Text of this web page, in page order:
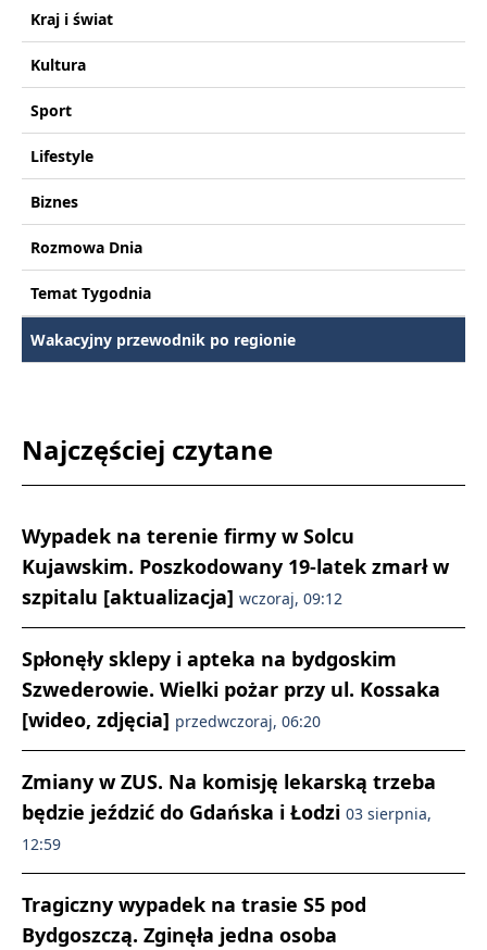
Kraj i świat
Kultura
Sport
Lifestyle
Biznes
Rozmowa Dnia
Temat Tygodnia
Wakacyjny przewodnik po regionie
Najczęściej czytane
Wypadek na terenie firmy w Solcu
Kujawskim. Poszkodowany 19-latek zmarł w
szpitalu [aktualizacja] wczoraj, 09:12
Spłonęły sklepy i apteka na bydgoskim
Szwederowie. Wielki pożar przy ul. Kossaka
[wideo, zdjęcia] przedwczoraj, 06:20
Zmiany w ZUS. Na komisję lekarską trzeba
będzie jeździć do Gdańska i Łodzi 03 sierpnia,
12:59
Tragiczny wypadek na trasie S5 pod
Bydgoszczą. Zginęła jedna osoba